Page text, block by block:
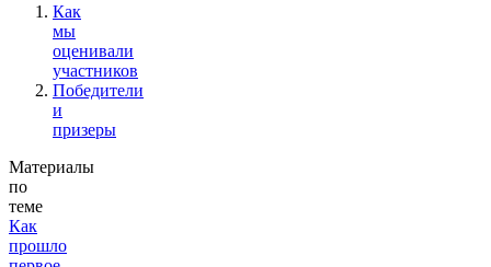
Как
мы
оценивали
участников
Победители
и
призеры
Материалы
по
теме
Как
прошло